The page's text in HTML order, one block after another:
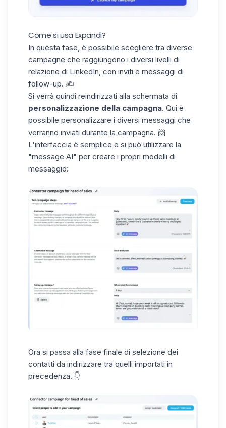
Come si usa Expandi?
In questa fase, è possibile scegliere tra diverse
campagne che raggiungono i diversi livelli di
relazione di LinkedIn , con inviti e messaggi di
follow-up. ✍️
Si verrà quindi reindirizzati alla schermata di
personalizzazione della campagna. Qui è
possibile personalizzare i diversi messaggi che
verranno inviati durante la campagna. 📨
L'interfaccia è semplice e si può utilizzare la
"message AI" per creare i propri modelli di
messaggio:
Ora si passa alla fase finale di selezione dei
contatti da indirizzare tra quelli importati in
precedenza. 👇